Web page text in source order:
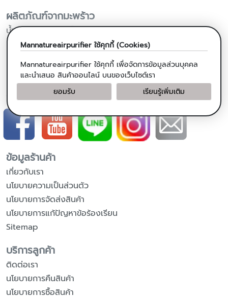
ผลิตภัณฑ์จากมะพร้าว
น้ำมันมะพร้าวสกัดเย็น
น้ำมันมะพร้าวสำหรับปรุงอาหาร
แคปซูลน้ำมันมะพร้าวสกัดเย็น
น้ำหวานดอกมะพร้าวออร์แกนิค
ติดตามเรา
ข้อมูลร้านค้า
เกี่ยวกับเรา
นโยบายความเป็นส่วนตัว
นโยบายการจัดส่งสินค้า
นโยบายการแก้ปัญหาข้อร้องเรียน
Sitemap
บริการลูกค้า
ติดต่อเรา
นโยบายการคืนสินค้า
นโยบายการซื้อสินค้า
Mannatureairpurifier ใช้คุกกี้ (Cookies)
Mannatureairpurifier ใช้คุกกี้ เพื่อจัดการข้อมูลส่วนบุคคล
และนำเสนอ สินค้าออนไลน์ บนของเว็บไซต์เรา
ยอมรับ
เรียนรู้เพิ่มเติม